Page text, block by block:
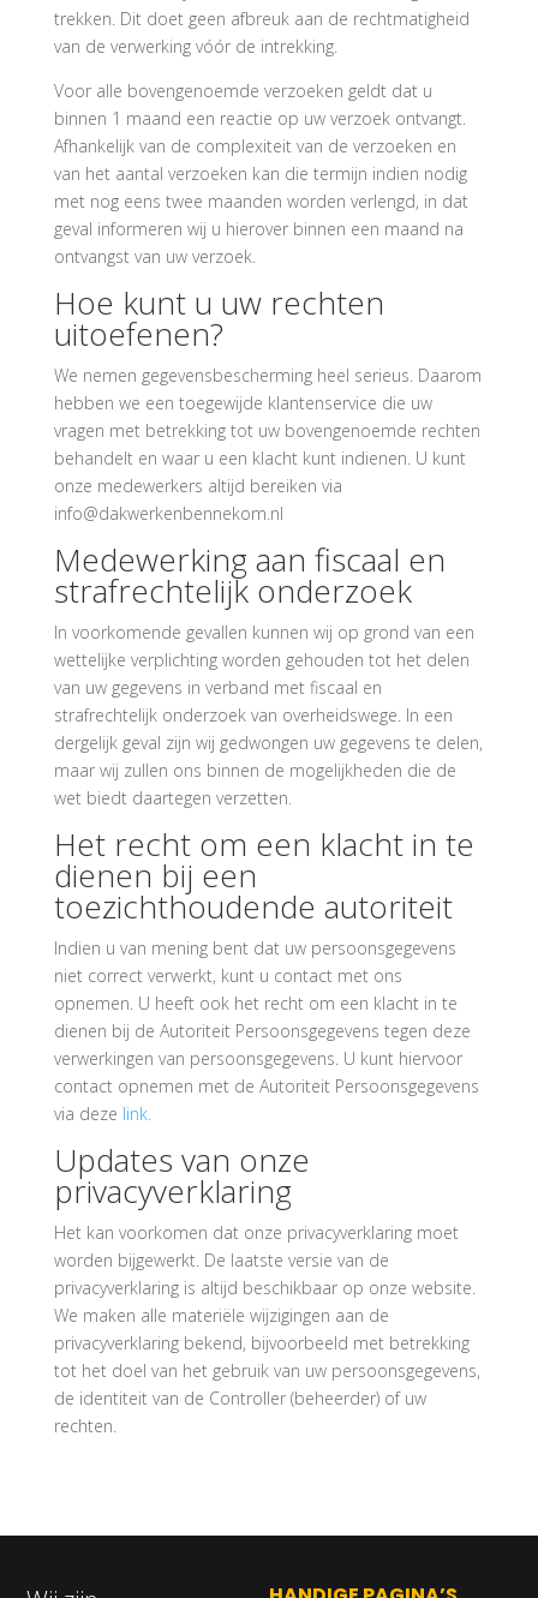
trekken. Dit doet geen afbreuk aan de rechtmatigheid
van de verwerking vóór de intrekking.
Voor alle bovengenoemde verzoeken geldt dat u
binnen 1 maand een reactie op uw verzoek ontvangt.
Afhankelijk van de complexiteit van de verzoeken en
van het aantal verzoeken kan die termijn indien nodig
met nog eens twee maanden worden verlengd, in dat
geval informeren wij u hierover binnen een maand na
ontvangst van uw verzoek.
Hoe kunt u uw rechten
uitoefenen?
We nemen gegevensbescherming heel serieus. Daarom
hebben we een toegewijde klantenservice die uw
vragen met betrekking tot uw bovengenoemde rechten
behandelt en waar u een klacht kunt indienen. U kunt
onze medewerkers altijd bereiken via
info@dakwerkenbennekom.nl
Medewerking aan fiscaal en
strafrechtelijk onderzoek
In voorkomende gevallen kunnen wij op grond van een
wettelijke verplichting worden gehouden tot het delen
van uw gegevens in verband met fiscaal en
strafrechtelijk onderzoek van overheidswege. In een
dergelijk geval zijn wij gedwongen uw gegevens te delen,
maar wij zullen ons binnen de mogelijkheden die de
wet biedt daartegen verzetten.
Het recht om een klacht in te
dienen bij een
toezichthoudende autoriteit
Indien u van mening bent dat uw persoonsgegevens
niet correct verwerkt, kunt u contact met ons
opnemen. U heeft ook het recht om een klacht in te
dienen bij de Autoriteit Persoonsgegevens tegen deze
verwerkingen van persoonsgegevens. U kunt hiervoor
contact opnemen met de Autoriteit Persoonsgegevens
via deze link.
Updates van onze
privacyverklaring
Het kan voorkomen dat onze privacyverklaring moet
worden bijgewerkt. De laatste versie van de
privacyverklaring is altijd beschikbaar op onze website.
We maken alle materiële wijzigingen aan de
privacyverklaring bekend, bijvoorbeeld met betrekking
tot het doel van het gebruik van uw persoonsgegevens,
de identiteit van de Controller (beheerder) of uw
rechten.